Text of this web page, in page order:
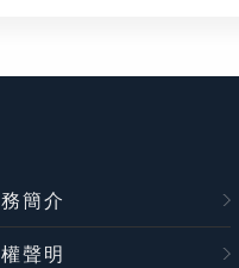
簡介
聲明